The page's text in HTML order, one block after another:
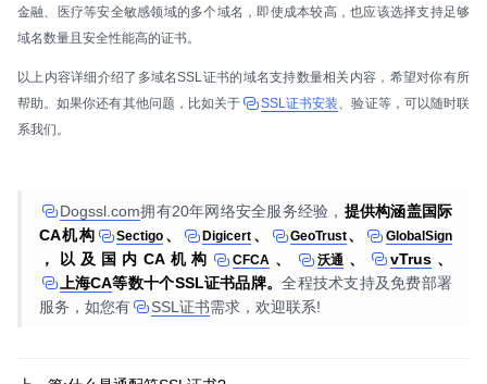
金融、医疗等安全敏感领域的多个域名，即使成本较高，也应该选择支持足够
域名数量且安全性能高的证书。
以上内容详细介绍了多域名SSL证书的域名支持数量相关内容，希望对你有所
帮助。如果你还有其他问题，比如关于
SSL证书安装、验证等，可以随时联
系我们。
Dogssl.com拥有20年网络安全服务经验， 提供构涵盖国际
CA机构
Sectigo 、 Digicert 、 GeoTrust、 GlobalSign
，以及国内CA机构 CFCA 、 沃通 、 vTrus、
上海CA等数十个SSL证书品牌。全程技术支持及免费部署
服务，如您有
SSL证书需求，欢迎联系!